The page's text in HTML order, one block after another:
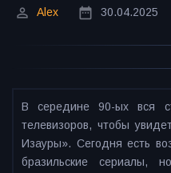
Alex 30.04.2025
В середине 90-ых вся
телевизоров, чтобы
Изауры». Сегодня есть
бразильские сериалы,